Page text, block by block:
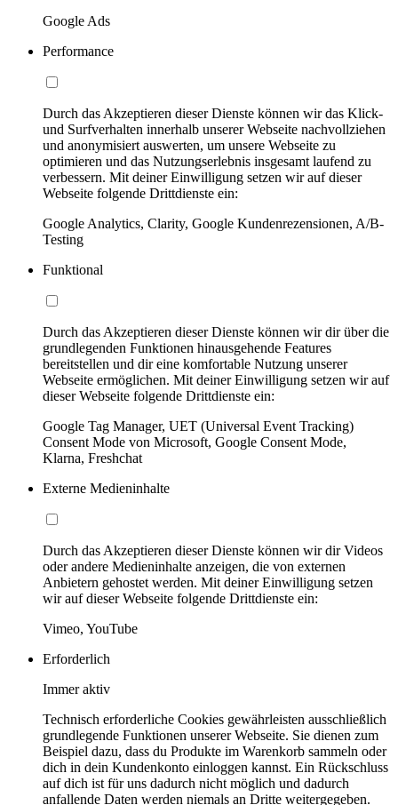
Google Ads
Performance
Durch das Akzeptieren dieser Dienste können wir das Klick-
und Surfverhalten innerhalb unserer Webseite nachvollziehen
und anonymisiert auswerten, um unsere Webseite zu
optimieren und das Nutzungserlebnis insgesamt laufend zu
verbessern. Mit deiner Einwilligung setzen wir auf dieser
Webseite folgende Drittdienste ein:
Google Analytics, Clarity, Google Kundenrezensionen, A/B-
Testing
Funktional
Durch das Akzeptieren dieser Dienste können wir dir über die
grundlegenden Funktionen hinausgehende Features
bereitstellen und dir eine komfortable Nutzung unserer
Webseite ermöglichen. Mit deiner Einwilligung setzen wir auf
dieser Webseite folgende Drittdienste ein:
Google Tag Manager, UET (Universal Event Tracking)
Consent Mode von Microsoft, Google Consent Mode,
Klarna, Freshchat
Externe Medieninhalte
Durch das Akzeptieren dieser Dienste können wir dir Videos
oder andere Medieninhalte anzeigen, die von externen
Anbietern gehostet werden. Mit deiner Einwilligung setzen
wir auf dieser Webseite folgende Drittdienste ein:
Vimeo, YouTube
Erforderlich
Immer aktiv
Technisch erforderliche Cookies gewährleisten ausschließlich
grundlegende Funktionen unserer Webseite. Sie dienen zum
Beispiel dazu, dass du Produkte im Warenkorb sammeln oder
dich in dein Kundenkonto einloggen kannst. Ein Rückschluss
auf dich ist für uns dadurch nicht möglich und dadurch
anfallende Daten werden niemals an Dritte weitergegeben.